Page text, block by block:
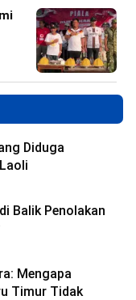
Diduga
Balik Penolakan
Mengapa
Timur Tidak